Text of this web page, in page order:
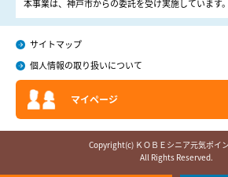
本事業は、神戸市からの委託を受け実施しています。
サイトマップ
個人情報の取り扱いについて
マイページ
Copyright(c) ＫＯＢＥシニア元気ポイ
All Rights Reserved.